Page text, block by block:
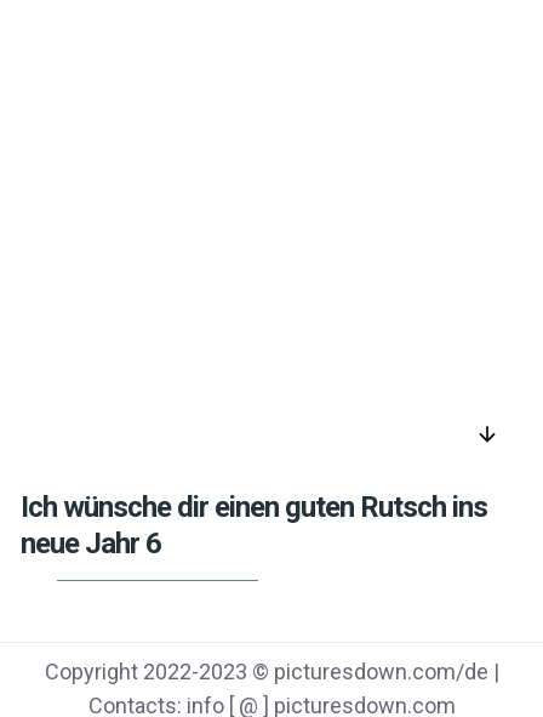
arrow_downward
Ich wünsche dir einen guten Rutsch ins
neue Jahr 6
Copyright 2022-2023 © picturesdown.com/de |
Contacts: info [ @ ] picturesdown.com